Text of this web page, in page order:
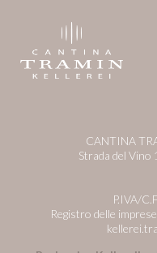
CANTINA
Strada del Vino
P.IVA/
Registro delle